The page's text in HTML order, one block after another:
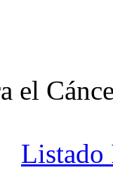
el
Listado